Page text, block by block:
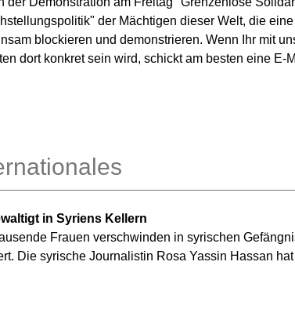
der Mächtigen dieser Welt, die
blockieren und demonstrieren. Wenn Ihr mit
dort konkret sein wird, schickt am besten eine E-
in Syriens Kellern
Frauen verschwinden in syrischen
Die syrische Journalistin Rosa Yassin Hassan